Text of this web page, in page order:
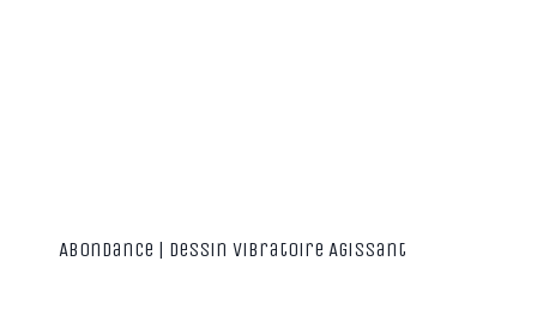
Abondance | Dessin Vibratoire Agissant